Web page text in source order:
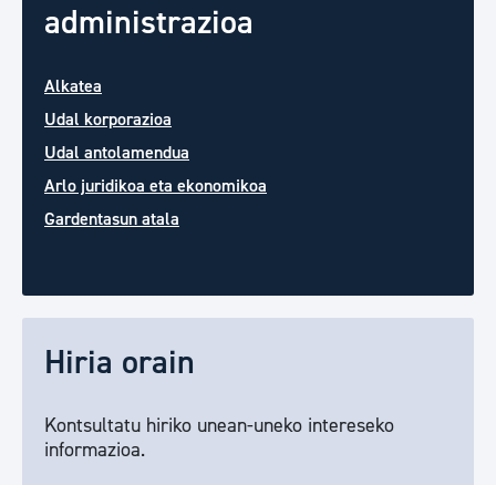
administrazioa
Alkatea
Udal korporazioa
Udal antolamendua
Arlo juridikoa eta ekonomikoa
Gardentasun atala
Hiria orain
Kontsultatu hiriko unean-uneko intereseko
informazioa.